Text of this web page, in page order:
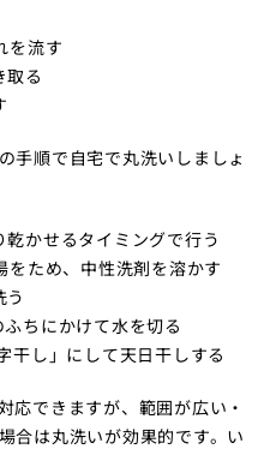
を流す
取る
手順で自宅で丸洗いしましょ
かせるタイミングで行う
ため、中性洗剤を溶かす
う
ちにかけて水を切る
干し」にして天日干しする
応できますが、範囲が広い・
合は丸洗いが効果的です。い